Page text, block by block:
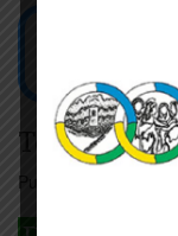
Puoi tesserarti online